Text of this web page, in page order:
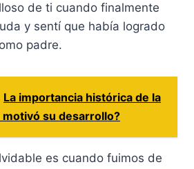
de ti cuando finalmente
y sentí que había logrado
padre.
La importancia histórica de la
su desarrollo?
es cuando fuimos de